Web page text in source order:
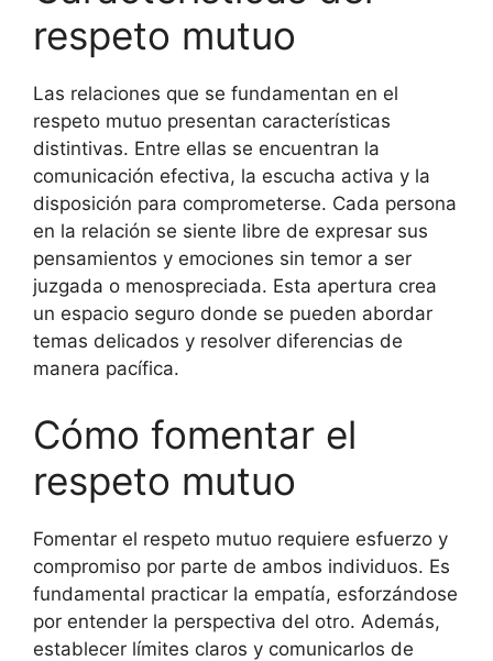
respeto mutuo
Las relaciones que se fundamentan en el
respeto mutuo presentan características
distintivas. Entre ellas se encuentran la
comunicación efectiva, la escucha activa y la
disposición para comprometerse. Cada persona
en la relación se siente libre de expresar sus
pensamientos y emociones sin temor a ser
juzgada o menospreciada. Esta apertura crea
un espacio seguro donde se pueden abordar
temas delicados y resolver diferencias de
manera pacífica.
Cómo fomentar el
respeto mutuo
Fomentar el respeto mutuo requiere esfuerzo y
compromiso por parte de ambos individuos. Es
fundamental practicar la empatía, esforzándose
por entender la perspectiva del otro. Además,
establecer límites claros y comunicarlos de